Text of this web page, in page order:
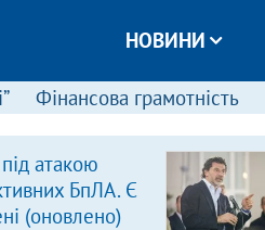
НОВИНИ
Фінансова грамотність
атакою
БпЛА. Є
(оновлено)